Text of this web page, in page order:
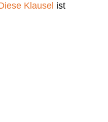
Klausel ist